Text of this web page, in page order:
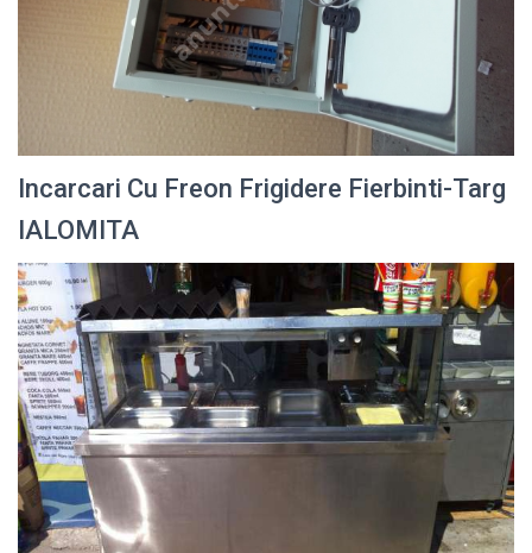
Incarcari Cu Freon Frigidere Fierbinti-Targ
IALOMITA